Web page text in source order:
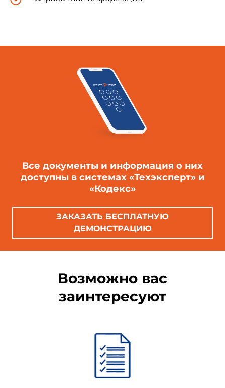
Все документы и информация о них
доступны в системах «Техэксперт» и
«Кодекс»
ЗАКАЗАТЬ БЕСПЛАТНУЮ
ДЕМОНСТРАЦИЮ
Возможно вас
заинтересуют